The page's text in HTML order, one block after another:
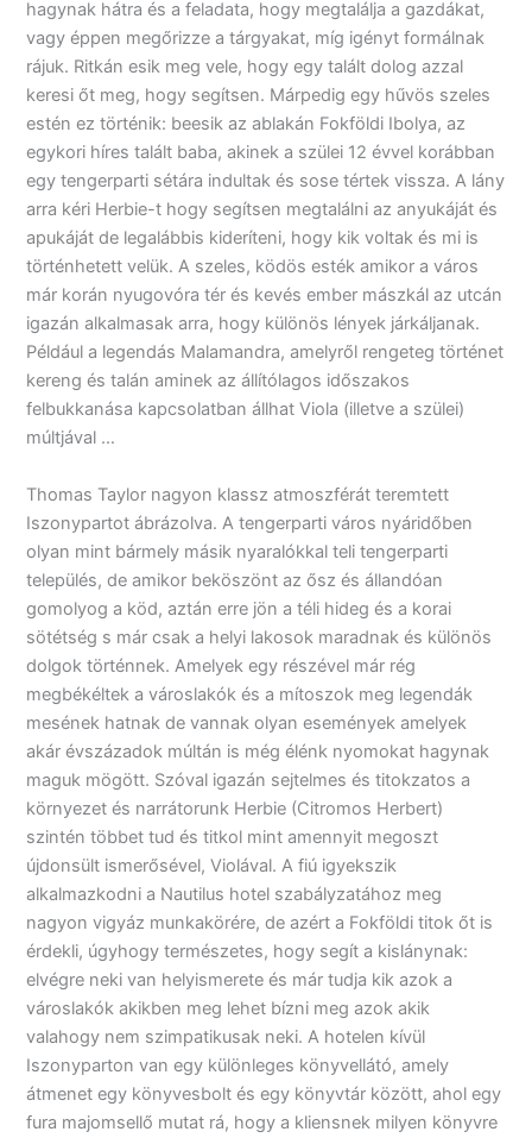
hagynak hátra és a feladata, hogy megtalálja a gazdákat,
vagy éppen megőrizze a tárgyakat, míg igényt formálnak
rájuk. Ritkán esik meg vele, hogy egy talált dolog azzal
keresi őt meg, hogy segítsen. Márpedig egy hűvös szeles
estén ez történik: beesik az ablakán Fokföldi Ibolya, az
egykori híres talált baba, akinek a szülei 12 évvel korábban
egy tengerparti sétára indultak és sose tértek vissza. A lány
arra kéri Herbie-t hogy segítsen megtalálni az anyukáját és
apukáját de legalábbis kideríteni, hogy kik voltak és mi is
történhetett velük. A szeles, ködös esték amikor a város
már korán nyugovóra tér és kevés ember mászkál az utcán
igazán alkalmasak arra, hogy különös lények járkáljanak.
Például a legendás Malamandra, amelyről rengeteg történet
kereng és talán aminek az állítólagos időszakos
felbukkanása kapcsolatban állhat Viola (illetve a szülei)
múltjával …
Thomas Taylor nagyon klassz atmoszférát teremtett
Iszonypartot ábrázolva. A tengerparti város nyáridőben
olyan mint bármely másik nyaralókkal teli tengerparti
település, de amikor beköszönt az ősz és állandóan
gomolyog a köd, aztán erre jön a téli hideg és a korai
sötétség s már csak a helyi lakosok maradnak és különös
dolgok történnek. Amelyek egy részével már rég
megbékéltek a városlakók és a mítoszok meg legendák
mesének hatnak de vannak olyan események amelyek
akár évszázadok múltán is még élénk nyomokat hagynak
maguk mögött. Szóval igazán sejtelmes és titokzatos a
környezet és narrátorunk Herbie (Citromos Herbert)
szintén többet tud és titkol mint amennyit megoszt
újdonsült ismerősével, Violával. A fiú igyekszik
alkalmazkodni a Nautilus hotel szabályzatához meg
nagyon vigyáz munkakörére, de azért a Fokföldi titok őt is
érdekli, úgyhogy természetes, hogy segít a kislánynak:
elvégre neki van helyismerete és már tudja kik azok a
városlakók akikben meg lehet bízni meg azok akik
valahogy nem szimpatikusak neki. A hotelen kívül
Iszonyparton van egy különleges könyvellátó, amely
átmenet egy könyvesbolt és egy könyvtár között, ahol egy
fura majomsellő mutat rá, hogy a kliensnek milyen könyvre